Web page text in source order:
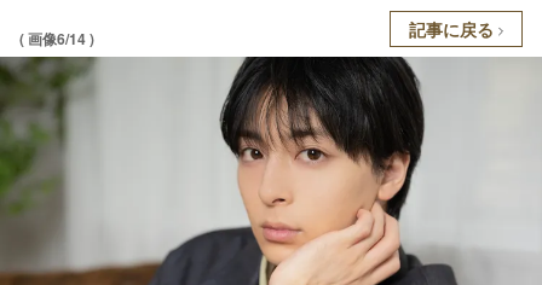
( 画像6/14 ) 記事に戻る